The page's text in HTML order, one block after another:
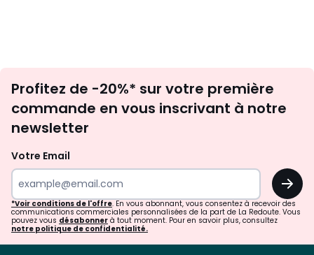
newsletter
Profitez de -20%* sur votre première
commande en vous inscrivant à notre
newsletter
Votre Email
OK
*Voir conditions de l'offre. En vous abonnant, vous consentez à recevoir des
communications commerciales personnalisées de la part de La Redoute. Vous
pouvez vous désabonner à tout moment. Pour en savoir plus, consultez
notre politique de confidentialité.